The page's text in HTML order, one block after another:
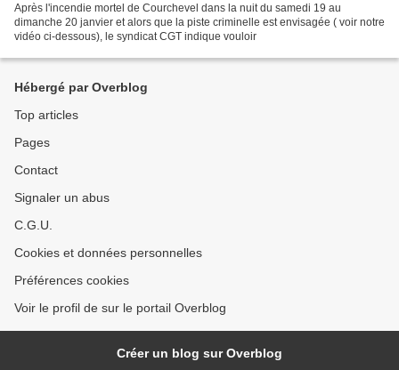
Après l'incendie mortel de Courchevel dans la nuit du samedi 19 au
dimanche 20 janvier et alors que la piste criminelle est envisagée ( voir notre
vidéo ci-dessous), le syndicat CGT indique vouloir
Hébergé par Overblog
Top articles
Pages
Contact
Signaler un abus
C.G.U.
Cookies et données personnelles
Préférences cookies
Voir le profil de sur le portail Overblog
Créer un blog sur Overblog